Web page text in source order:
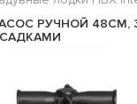
РУЧНОЙ 48СМ,